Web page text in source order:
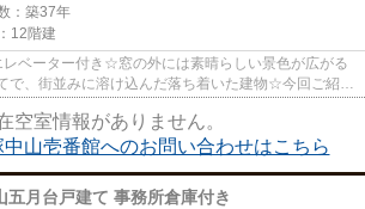
：築37年
12階建
ベーター付き☆窓の外には素晴らしい景色が広がる
で、街並みに溶け込んだ落ち着いた建物☆今回ご紹介
空室情報がありません。
山壱番館へのお問い合わせはこちら
五月台戸建て 事務所倉庫付き